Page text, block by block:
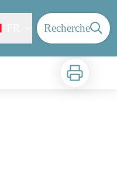
Recherche
Imprimer